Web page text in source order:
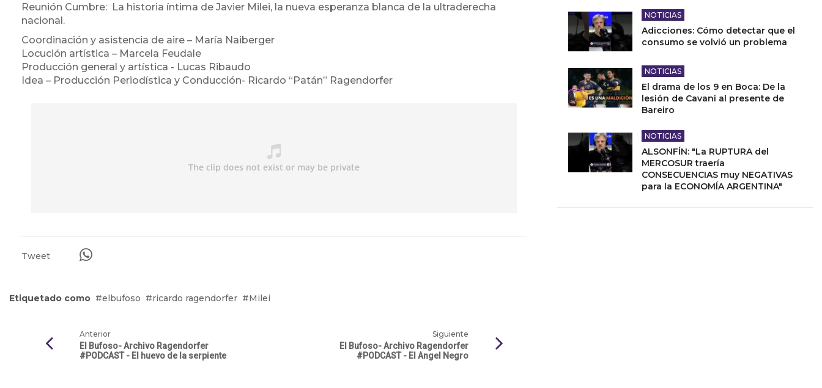
Reunión Cumbre: La historia íntima de Javier Milei, la nueva esperanza blanca de la ultraderecha
nacional.
Coordinación y asistencia de aire – María Naiberger
Locución artística – Marcela Feudale
Producción general y artística - Lucas Ribaudo
Idea – Producción Periodística y Conducción- Ricardo “Patán” Ragendorfer
Tweet
Etiquetado como elbufoso ricardo ragendorfer Milei
Anterior
El Bufoso- Archivo Ragendorfer
#PODCAST - El huevo de la serpiente
Siguiente
El Bufoso- Archivo Ragendorfer
#PODCAST - El Angel Negro
NOTICIAS
Adicciones: Cómo detectar que el
consumo se volvió un problema
NOTICIAS
El drama de los 9 en Boca: De la
lesión de Cavani al presente de
Bareiro
NOTICIAS
ALSONFÍN: "La RUPTURA del
MERCOSUR traería
CONSECUENCIAS muy NEGATIVAS
para la ECONOMÍA ARGENTINA"